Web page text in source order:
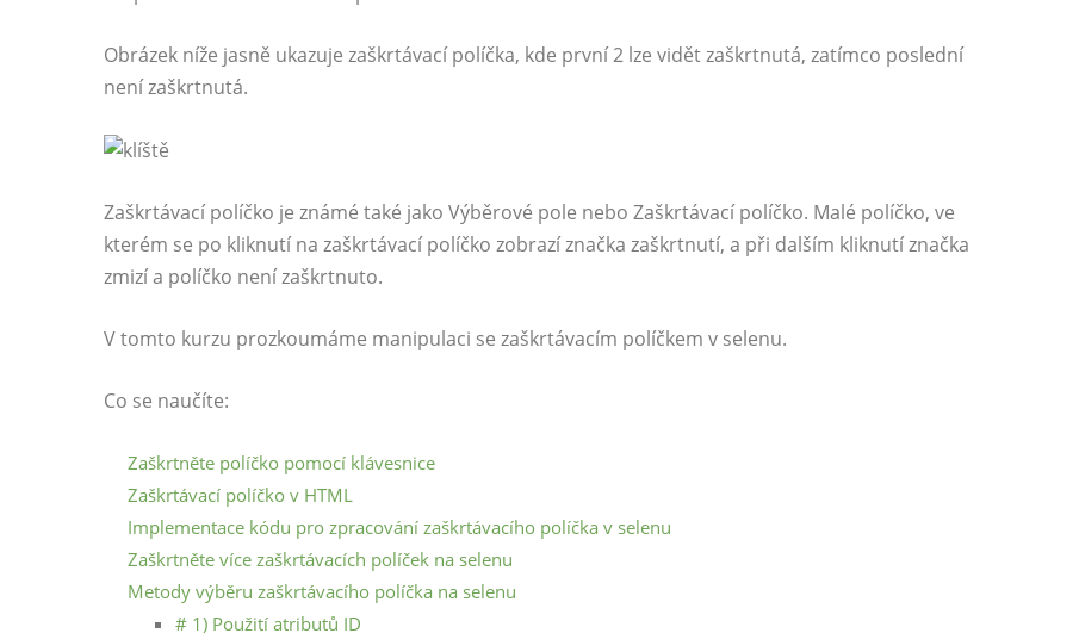
Obrázek níže jasně ukazuje zaškrtávací políčka, kde první 2 lze vidět zaškrtnutá, zatímco poslední
není zaškrtnutá.
Zaškrtávací políčko je známé také jako Výběrové pole nebo Zaškrtávací políčko. Malé políčko, ve
kterém se po kliknutí na zaškrtávací políčko zobrazí značka zaškrtnutí, a při dalším kliknutí značka
zmizí a políčko není zaškrtnuto.
V tomto kurzu prozkoumáme manipulaci se zaškrtávacím políčkem v selenu.
Co se naučíte:
Zaškrtněte políčko pomocí klávesnice
Zaškrtávací políčko v HTML
Implementace kódu pro zpracování zaškrtávacího políčka v selenu
Zaškrtněte více zaškrtávacích políček na selenu
Metody výběru zaškrtávacího políčka na selenu
# 1) Použití atributů ID